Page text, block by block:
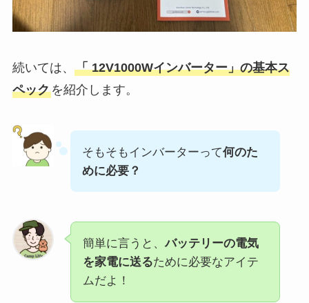
続いては、 「 12V1000Wインバーター」の基本ス
ペックを紹介します。
そもそもインバーターって何のた
めに必要？
簡単に言うと、バッテリーの電気
を家電に送るために必要なアイテ
ムだよ！